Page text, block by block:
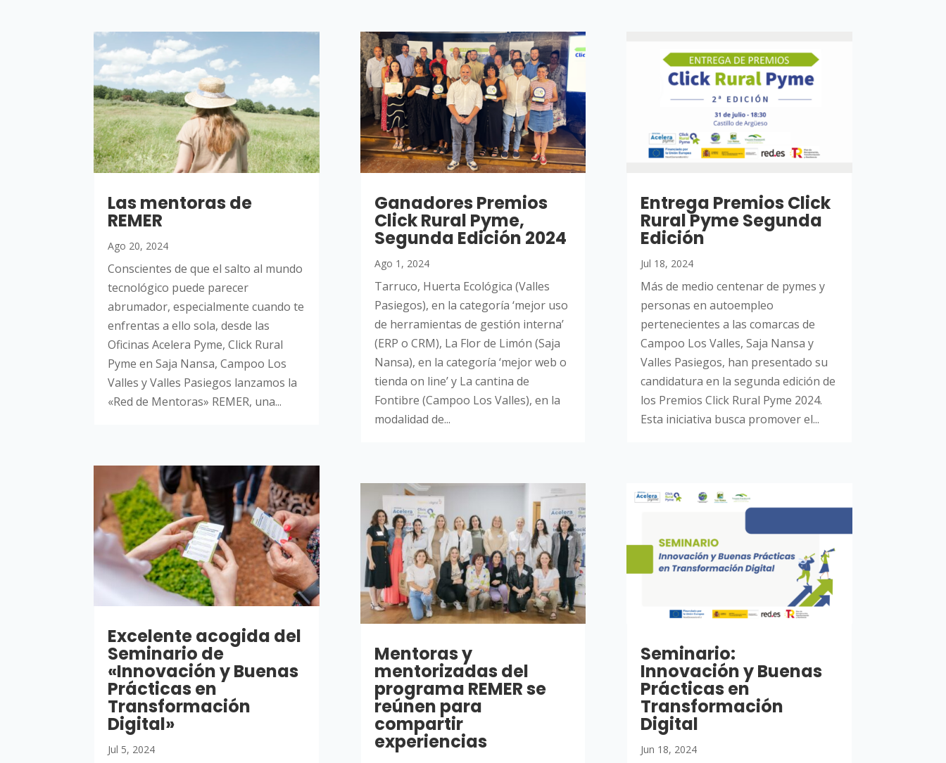
Las mentoras de
REMER
Ago 20, 2024
Conscientes de que el salto al mundo
tecnológico puede parecer
abrumador, especialmente cuando te
enfrentas a ello sola, desde las
Oficinas Acelera Pyme, Click Rural
Pyme en Saja Nansa, Campoo Los
Valles y Valles Pasiegos lanzamos la
«Red de Mentoras» REMER, una...
Excelente acogida del
Seminario de
«Innovación y Buenas
Prácticas en
Transformación
Digital»
Jul 5, 2024
Ganadores Premios
Click Rural Pyme,
Segunda Edición 2024
Ago 1, 2024
Tarruco, Huerta Ecológica (Valles
Pasiegos), en la categoría ‘mejor uso
de herramientas de gestión interna’
(ERP o CRM), La Flor de Limón (Saja
Nansa), en la categoría ‘mejor web o
tienda on line’ y La cantina de
Fontibre (Campoo Los Valles), en la
modalidad de...
Mentoras y
mentorizadas del
programa REMER se
reúnen para
compartir
experiencias
Entrega Premios Click
Rural Pyme Segunda
Edición
Jul 18, 2024
Más de medio centenar de pymes y
personas en autoempleo
pertenecientes a las comarcas de
Campoo Los Valles, Saja Nansa y
Valles Pasiegos, han presentado su
candidatura en la segunda edición de
los Premios Click Rural Pyme 2024.
Esta iniciativa busca promover el...
Seminario:
Innovación y Buenas
Prácticas en
Transformación
Digital
Jun 18, 2024